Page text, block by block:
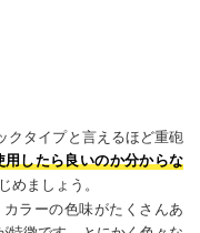
クタイプと言えるほど重砲
用したら良いのか分からな
めましょう。
ラーの色味がたくさんあ